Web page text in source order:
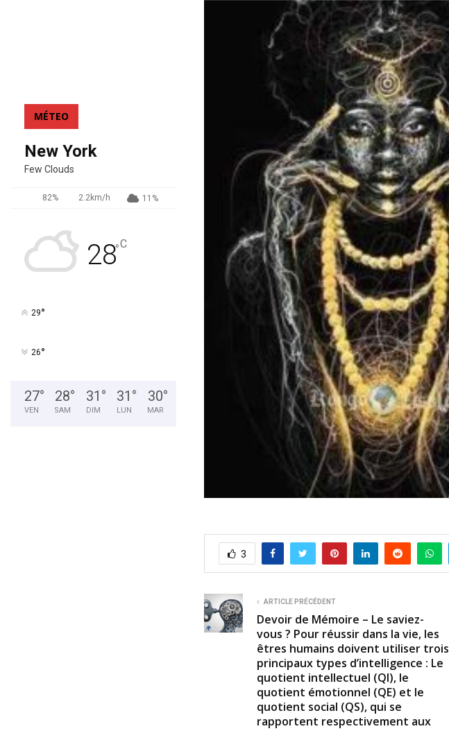
3
ARTICLE PRÉCÉDENT
Devoir de Mémoire – Le saviez-
vous ? Pour réussir dans la vie, les
êtres humains doivent utiliser trois
principaux types d’intelligence : Le
quotient intellectuel (QI), le
quotient émotionnel (QE) et le
quotient social (QS), qui se
rapportent respectivement aux
MÉTEO
New York
Few Clouds
82% 2.2km/h 11%
28°C
29°
26°
27°
VEN
28°
SAM
31 °
DIM
31 °
LUN
30°
MAR